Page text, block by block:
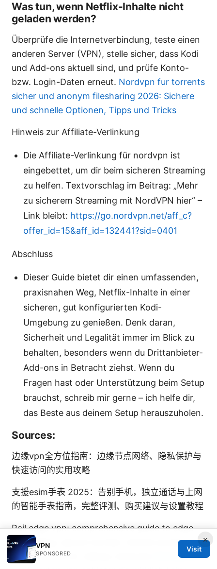
Was tun, wenn Netflix-Inhalte nicht
geladen werden?
Überprüfe die Internetverbindung, teste einen
anderen Server (VPN), stelle sicher, dass Kodi
und Add-ons aktuell sind, und prüfe Konto-
bzw. Login-Daten erneut. Nordvpn fur torrents
sicher und anonym filesharing 2026: Sichere
und schnelle Optionen, Tipps und Tricks
Hinweis zur Affiliate-Verlinkung
Die Affiliate-Verlinkung für nordvpn ist
eingebettet, um dir beim sicheren Streaming
zu helfen. Textvorschlag im Beitrag: „Mehr
zu sicherem Streaming mit NordVPN hier“ –
Link bleibt: https://go.nordvpn.net/aff_c?
offer_id=15&aff_id=132441?sid=0401
Abschluss
Dieser Guide bietet dir einen umfassenden,
praxisnahen Weg, Netflix-Inhalte in einer
sicheren, gut konfigurierten Kodi-
Umgebung zu genießen. Denk daran,
Sicherheit und Legalität immer im Blick zu
behalten, besonders wenn du Drittanbieter-
Add-ons in Betracht ziehst. Wenn du
Fragen hast oder Unterstützung beim Setup
brauchst, schreib mir gerne – ich helfe dir,
das Beste aus deinem Setup herauszuholen.
Sources:
边缘vpn全方位指南：边缘节点网络、隐私保护与
快速访问的实用攻略
支援esim手表 2025：告别手机，独立通话与上网
的智能手表指南，完整评测、购买建议与设置教程
Rail edge vpn: comprehensive guide to edge
computing, secure tunnels, remote access, and
performance for railway networks
Die besten
×
VPN
SPONSORED
Visit